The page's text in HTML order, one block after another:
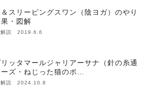
スリーピングスワン（陰ヨガ）のやり
・図解
解説 2019.6.6
ッタマールジャリアーサナ（針の糸通
ーズ・ねじった猫のポ…
解説 2024.10.8